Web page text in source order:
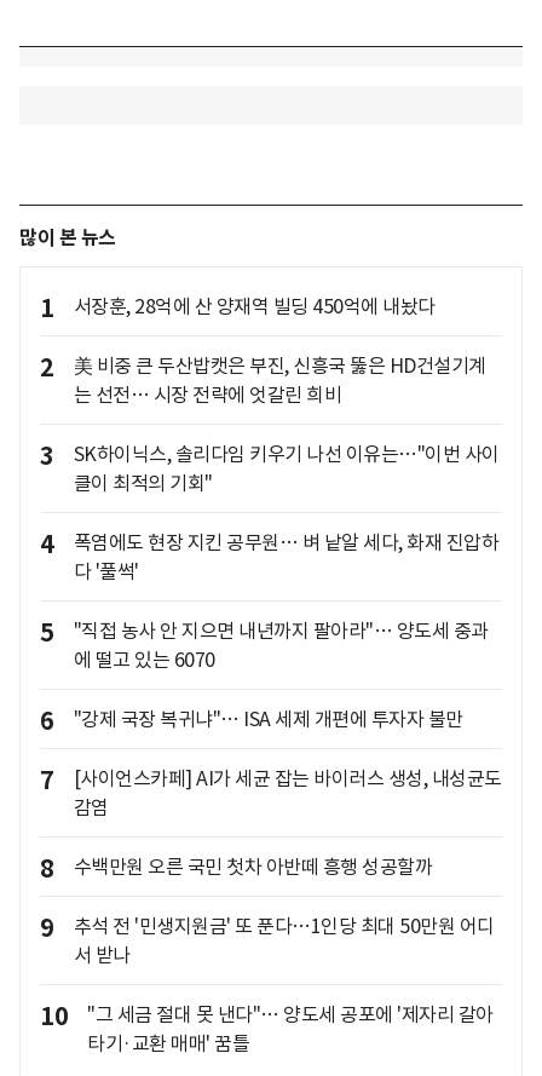
많이 본 뉴스
1 서장훈, 28억에 산 양재역 빌딩 450억에 내놨다
2
美 비중 큰 두산밥캣은 부진, 신흥국 뚫은 HD건설기계
는 선전… 시장 전략에 엇갈린 희비
3
SK하이닉스, 솔리다임 키우기 나선 이유는…"이번 사이
클이 최적의 기회"
4
폭염에도 현장 지킨 공무원… 벼 낱알 세다, 화재 진압하
다 '풀썩'
5
"직접 농사 안 지으면 내년까지 팔아라"… 양도세 중과
에 떨고 있는 6070
6 "강제 국장 복귀냐"… ISA 세제 개편에 투자자 불만
7
[사이언스카페] AI가 세균 잡는 바이러스 생성, 내성균도
감염
8 수백만원 오른 국민 첫차 아반떼 흥행 성공할까
9
추석 전 '민생지원금' 또 푼다…1인당 최대 50만원 어디
서 받나
10
"그 세금 절대 못 낸다"… 양도세 공포에 '제자리 갈아
타기·교환 매매' 꿈틀